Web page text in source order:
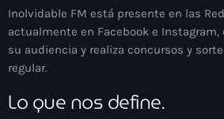
Inolvidable FM está presente en las
actualmente en Facebook e
su audiencia y realiza concursos y
regular.
Lo que nos define.